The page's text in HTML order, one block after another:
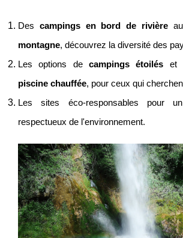
Des campings en bord de rivière
montagne, découvrez la diversité des
Les options decampings étoilés et
piscine chauffée, pour ceux qui
Les sites éco-responsables pour
respectueux de l'environnement.